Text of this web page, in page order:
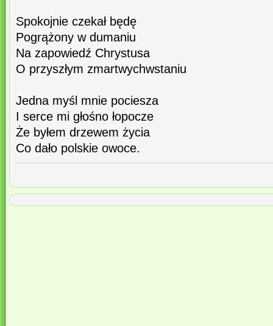
Spokojnie czekał będę
Pogrążony w dumaniu
Na zapowiedź Chrystusa
O przyszłym zmartwychwstaniu
Jedna myśl mnie pociesza
I serce mi głośno łopocze
Że byłem drzewem życia
Co dało polskie owoce.